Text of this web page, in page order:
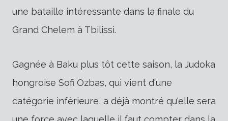
une bataille intéressante dans la finale du
Grand Chelem à Tbilissi.
Gagnée à Baku plus tôt cette saison, la Judoka
hongroise Sofi Ozbas, qui vient d'une
catégorie inférieure, a déjà montré qu'elle sera